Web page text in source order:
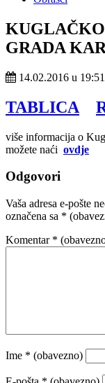
GRADA
14.02.2016 u
TABLICA
više informacija o
možete naći ovdje
Odgovori
Vaša adresa e-pošte
označena sa *
Komentar *
Ime * (obavezno)